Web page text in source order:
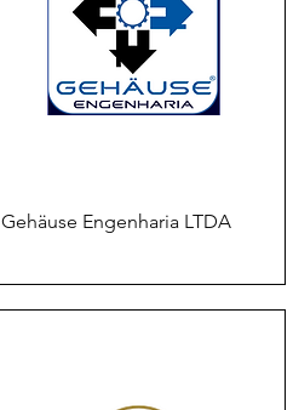
Gehäuse Engenharia LTDA